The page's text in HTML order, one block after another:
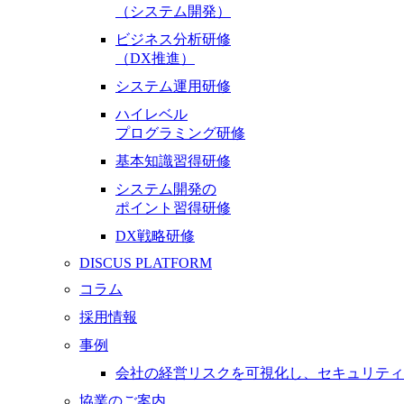
（システム開発）
ビジネス分析研修
（DX推進）
システム運用研修
ハイレベル
プログラミング研修
基本知識習得研修
システム開発の
ポイント習得研修
DX戦略研修
DISCUS PLATFORM
コラム
採用情報
事例
会社の経営リスクを可視化し、セキュリテ
協業のご案内